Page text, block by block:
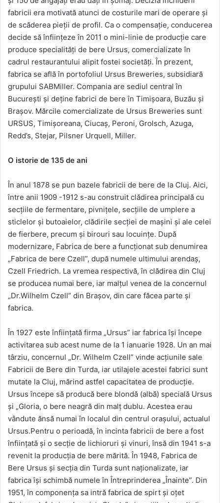
fabricii era motivată atunci de costurile mari de operare și
de scăderea pieții de profil. Ca o compensație, conducerea
decide să înființeze în 2011 o mini-linie de producție care
produce specialități de bere Ursus, comercializate în
cadrul restaurantului alipit fostei societăți. În prezent,
fabrica se află în portofoliul Ursus Breweries, subsidiară
grupului SABMiller. Compania are sediul central în
Bucureşti şi deţine fabrici de bere în Timişoara, Buzău şi
Braşov. Mărcile comercializate de Ursus Breweries sunt
URSUS, Timişoreana, Ciucaş, Peroni, Grolsch, Azuga,
Redd’s, Stejar, Pilsner Urquell, Miller.
O istorie de 135 de ani
În anul 1878 se pun bazele fabricii de bere de la Cluj. Aici,
între anii 1909 -1912 s-au construit clădirea principală cu
secțiile de fermentare, pivnițele, secțiile de umplere a
sticlelor și butoaielor, clădirile secției de mașini și ale celei
de fierbere, precum și birouri sau locuințe. După
modernizare, Fabrica de bere a funcționat sub denumirea
„Fabrica de bere Czell”, după numele ultimului arendaș,
Czell Friedrich. La vremea respectivă, în clădirea din Cluj
se producea numai bere, iar malțul venea de la concernul
„Dr.Wilhelm Czell” din Brașov, din care făcea parte și
fabrica.
În 1927 este înființată firma „Ursus” iar fabrica își începe
activitarea sub acest nume de la 1 ianuarie 1928. Un an mai
târziu, concernul „Dr. Wilhelm Czell” vinde acțiunile sale
Fabricii de Bere din Turda, iar utilajele acestei fabrici sunt
mutate la Cluj, mărind astfel capacitatea de producție.
Ursus începe să producă bere blondă (albă) specială Ursus
și „Gloria, o bere neagră din malț dublu. Acestea erau
vândute ănsă numai în localul din centrul orașului, actualul
Ursus.Pentru o perioadă, în incinta fabricii de bere a fost
înființată și o secție de lichioruri și vinuri, însă din 1941 s-a
revenit la producția de bere mărită. În 1948, Fabrica de
Bere Ursus și secția din Turda sunt naționalizate, iar
fabrica își schimbă numele în Întreprinderea „Înainte”. Din
1951, în componența sa intră fabrica de spirt și oțet